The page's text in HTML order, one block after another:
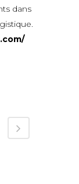
dans